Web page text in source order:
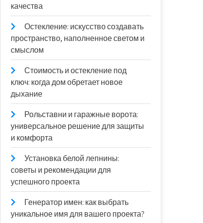
качества
Остекление: искусство создавать
пространство, наполненное светом и
смыслом
Стоимость и остекление под
ключ: когда дом обретает новое
дыхание
Рольставни и гаражные ворота:
универсальное решение для защиты
и комфорта
Установка белой лепнины:
советы и рекомендации для
успешного проекта
Генератор имен: как выбрать
уникальное имя для вашего проекта?